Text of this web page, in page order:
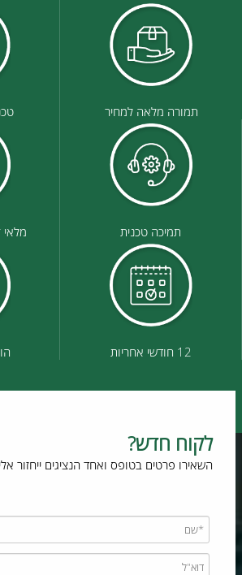
תמורה מלאה למחיר
תמיכה טכנית
12 חודשי אחריות
לקוח חדש?
השאירו פרטים בטופס ואחד הנציגים ייחזור